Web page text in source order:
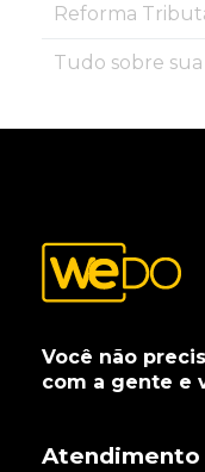
Reforma
Tudo sobre
Você não
com a gente e
Atendimento